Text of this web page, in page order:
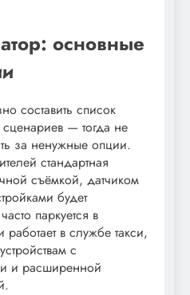
основные
составить список
— тогда не
за ненужные опции.
стандартная
съёмкой, датчиком
будет
паркуется в
в службе такси,
с
и расширенной